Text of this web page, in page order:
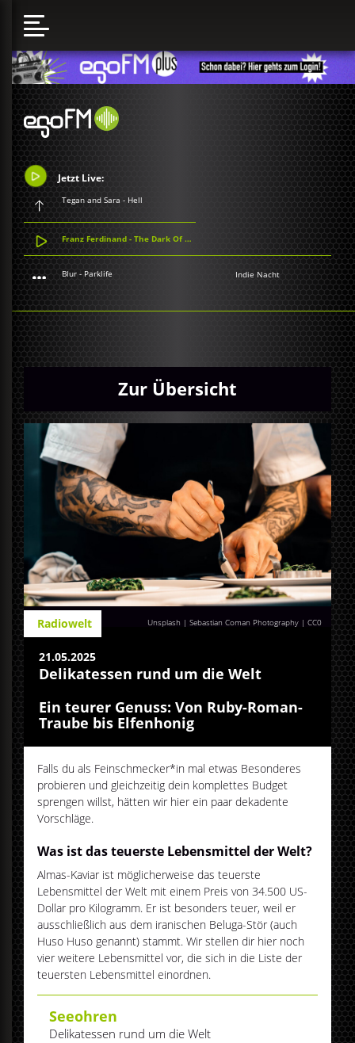
Jetzt Live:
Tegan and Sara - Hell
Franz Ferdinand - The Dark Of The Matinée
Blur - Parklife Indie Nacht
Zur Übersicht
Unsplash | Sebastian Coman Photography |CC0
Radiowelt
21.05.2025
Delikatessen rund um die Welt
Ein teurer Genuss: Von Ruby-Roman-
Traube bis Elfenhonig
Falls du als Feinschmecker*in mal etwas Besonderes
probieren und gleichzeitig dein komplettes Budget
sprengen willst, hätten wir hier ein paar dekadente
Vorschläge.
Was ist das teuerste Lebensmittel der Welt?
Almas-Kaviar ist möglicherweise das teuerste
Lebensmittel der Welt mit einem Preis von 34.500 US-
Dollar pro Kilogramm. Er ist besonders teuer, weil er
ausschließlich aus dem iranischen Beluga-Stör (auch
Huso Huso genannt) stammt. Wir stellen dir hier noch
vier weitere Lebensmittel vor, die sich in die Liste der
teuersten Lebensmittel einordnen.
Seeohren
Delikatessen rund um die Welt